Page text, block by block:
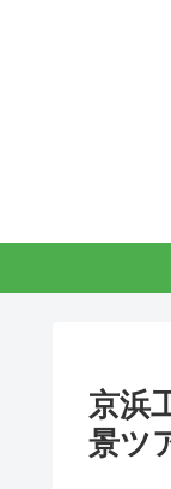
京浜
景ツ